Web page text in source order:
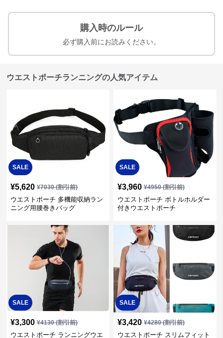
購入時のルール
必ず購入前にお読みください。
ウエストポーチランニングの人気アイテム
SALE
¥5,620 ¥7030(割引前)
ウエストポーチ 多機能収納ラン
ニング用腰巻きバッグ
SALE
¥3,960 ¥4950(割引前)
ウエストポーチ ボトルホルダー
付きウエストポーチ
SALE
¥3,300 ¥4130(割引前)
ウエストポーチ ランニングウエ
SALE
¥3,420 ¥4280(割引前)
ウエストポーチ スリムフィット